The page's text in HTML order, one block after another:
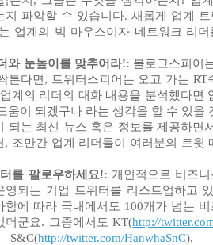
지 파악할 수 있습니다. 새롭게 업계
업계의 빅 마우스이자 네트워크 리
와 눈높이를 맞추어라!: 블로고스피어
튼다면 , 트위터스피어는 오고 가는 RT
업계의 리더의 대화 내용을 분석했다면
움이 되겠구나 라는 생각을 할 수 있을
되는 최신 뉴스 혹은 정보를 제공하면
, 조만간 업계 리더들이 여러분의 트윗
를 팔로우하세요!: 개인적으로 비즈
영되는 기업 트위터를 리스트업하고
함에 따라 국내에서도 100개가 넘는
더군요. 그중에서도 KT(http://
http://twitter.com/HanwhaSnC